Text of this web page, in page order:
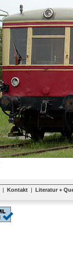
| Kontakt | Literatur +